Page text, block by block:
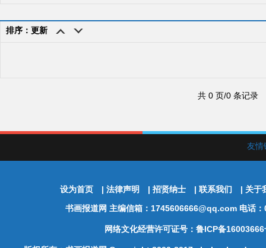
排序：更新
共 0 页/0 条记录
友
设为首页 | 法律声明 | 招贤纳士 | 联系我们 | 关于
书画报道网 主编信箱：1745606666@qq.com 电话
网络文化经营许可证号：鲁ICP备